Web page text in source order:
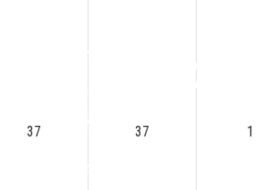
37 37 1